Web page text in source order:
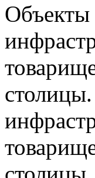
Объекты